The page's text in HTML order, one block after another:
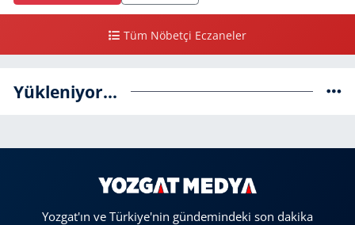
Tüm Nöbetçi Eczaneler
Yükleniyor...
Yozgat'ın ve Türkiye'nin gündemindeki son dakika